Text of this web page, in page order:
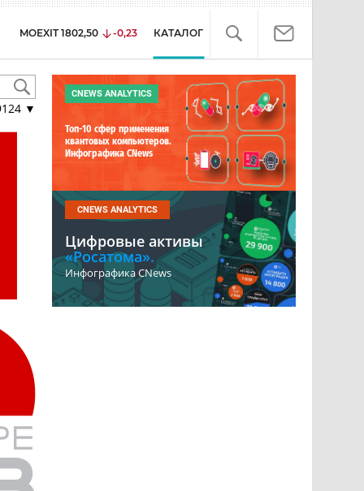
MOEXIT 1802,50 -0,23 КАТАЛОГ
▼
CNEWS ANALYTICS
Топ-10 сфер применения
квантовых компьютеров.
Инфографика CNews
CNEWS ANALYTICS
Цифровые активы
«Росатома».
Инфографика CNews